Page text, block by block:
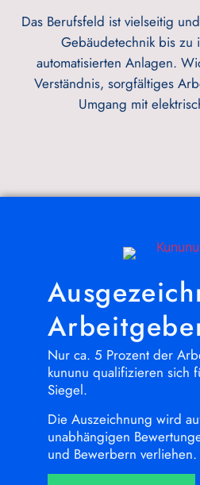
Das Berufsfeld ist vielseitig
Gebäudetechnik bis zu
automatisierten Anlagen.
Verständnis, sorgfältiges
Umgang mit
Nur ca. 5 Prozent der
kununu qualifizieren sich
Siegel.
Die Auszeichnung wird
unabhängigen
und Bewerbern verliehen.